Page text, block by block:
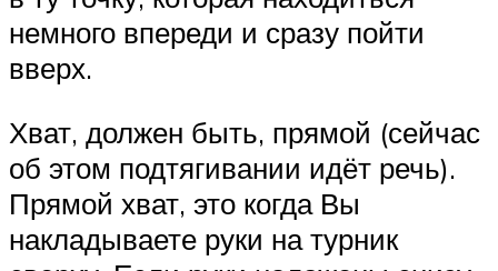
немного впереди и сразу пойти
вверх.
Хват, должен быть, прямой (сейчас
об этом подтягивании идёт речь).
Прямой хват, это когда Вы
накладываете руки на турник